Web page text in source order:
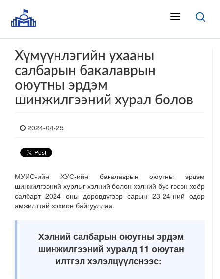
Хүмүүнлэгийн ухааны
салбарын бакалаврын
оюутны эрдэм
шинжилгээний хурал болов
2024-04-25
МУИС-ийн ХУС-ийн бакалаврын оюутны эрдэм
шинжилгээний хурлыг хэлний болон хэлний бус гэсэн хоёр
салбарт 2024 оны дөрөвдүгээр сарын 23-24-ний өдөр
амжилттай зохион байгууллаа.
Хэлний салбарын оюутны эрдэм
шинжилгээний хуралд 11 оюутан
илтгэл хэлэлцүүлснээс: